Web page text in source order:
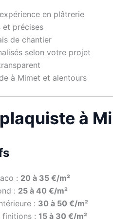
en plâtrerie
et précises
de chantier
selon votre projet
à Mimet et alentours
à
: 20 à 35 €/m²
: 25 à 40 €/m²
: 30 à 50 €/m²
finitions : 15 à 30 €/m²